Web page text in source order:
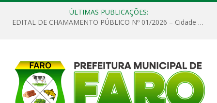
ÚLTIMAS PUBLICAÇÕES:
EDITAL DE CHAMAMENTO PÚBLICO Nº 01/2026 – Cidade de Faro